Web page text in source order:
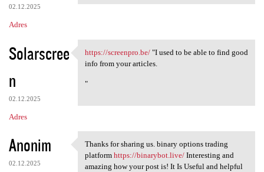
02.12.2025
Adres
Solarscree
n
02.12.2025
Adres
https://screenpro.be/ "I used
https://screenpro.be/"I used to be able to find good
info from your articles.
"
Anonim
02.12.2025
Thanks for sharing us. binary
Thanks for sharing us. binary options trading
platform https://binarybot.live/Interesting and
amazing how your post is! It Is Useful and helpful